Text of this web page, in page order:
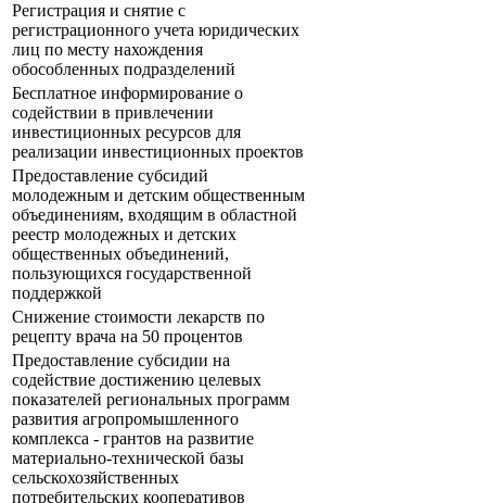
Регистрация и снятие с
регистрационного учета юридических
лиц по месту нахождения
обособленных подразделений
Бесплатное информирование о
содействии в привлечении
инвестиционных ресурсов для
реализации инвестиционных проектов
Предоставление субсидий
молодежным и детским общественным
объединениям, входящим в областной
реестр молодежных и детских
общественных объединений,
пользующихся государственной
поддержкой
Снижение стоимости лекарств по
рецепту врача на 50 процентов
Предоставление субсидии на
содействие достижению целевых
показателей региональных программ
развития агропромышленного
комплекса - грантов на развитие
материально-технической базы
сельскохозяйственных
потребительских кооперативов